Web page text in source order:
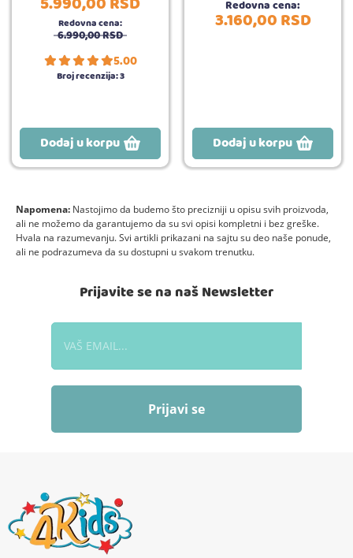
Redovna cena:
6.990,00RSD
5.00
Broj recenzija:3
Dodaj u korpu
Redovna cena:
3.160,00RSD
Dodaj u korpu
Napomena: Nastojimo da budemo što precizniji u opisu svih proizvoda,
ali ne možemo da garantujemo da su svi opisi kompletni i bez greške.
Hvala na razumevanju. Svi artikli prikazani na sajtu su deo naše ponude,
ali ne podrazumeva da su dostupni u svakom trenutku.
Prijavite se na naš Newsletter
Prijavi se